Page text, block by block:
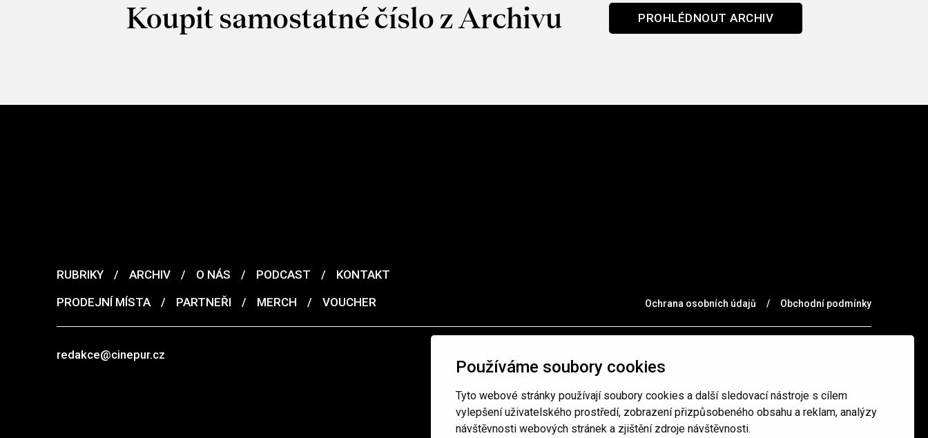
Používáme soubory cookies
Tyto webové stránky používají soubory cookies a další sledovací nástroje s cílem
vylepšení uživatelského prostředí, zobrazení přizpůsobeného obsahu a reklam, analýzy
návštěvnosti webových stránek a zjištění zdroje návštěvnosti.
Koupit samostatné číslo z Archivu PROHLÉDNOUT ARCHIV
RUBRIKY / ARCHIV / O NÁS / PODCAST /
KONTAKT
PRODEJNÍ MÍSTA
/ PARTNEŘI / MERCH / VOUCHER Ochrana osobních údajů / Obchodní podmínky
redakce@cinepur.cz